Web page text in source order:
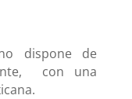
dispone de
con una